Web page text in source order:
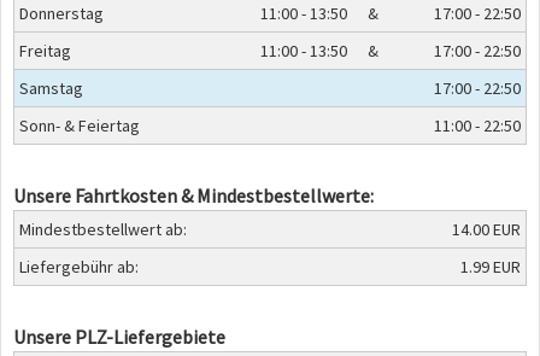
Donnerstag
11:00 - 13:50 &
17:00 - 22:50
Freitag
11:00 - 13:50 &
17:00 - 22:50
Samstag
17:00 - 22:50
Sonn- & Feiertag
11:00 - 22:50
Unsere Fahrtkosten & Mindestbestellwerte:
Mindestbestellwert ab:
14.00 EUR
Liefergebühr ab:
1.99 EUR
Unsere PLZ-Liefergebiete